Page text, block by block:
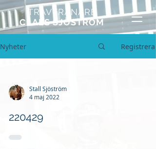
TRAVTRÄNARE
CLAES SJÖSTRÖM
Nyheter Registrera
Stall Sjöström
4 maj 2022
220429